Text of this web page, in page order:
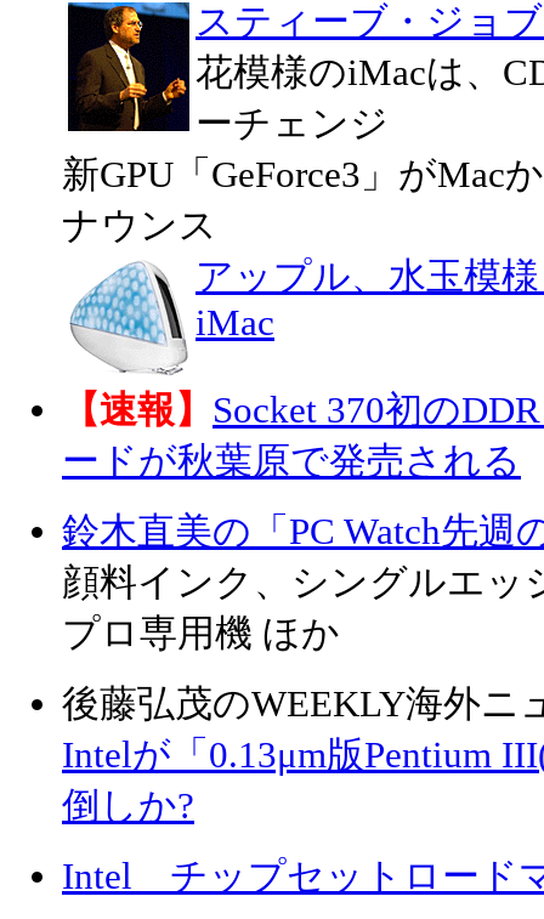
スティーブ・ジョ
花模様のiMacは、
ーチェンジ
新GPU「GeForce3」がMac
ナウンス
アップル、水玉模
iMac
【速報】 Socket 370初の
ードが秋葉原で発売される
鈴木直美の「PC Watch先週
顔料インク、シングルエッ
プロ専用機 ほか
後藤弘茂のWEEKLY海外ニ
Intelが「0.13μm版Pentium
倒しか?
Intel チップセットロード